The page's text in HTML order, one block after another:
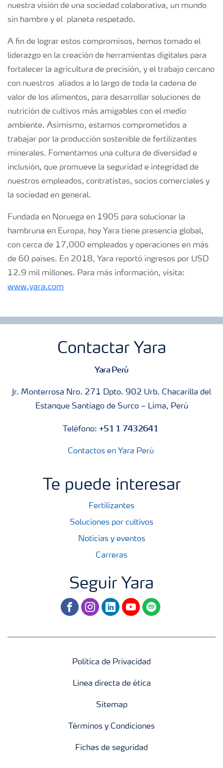
nuestra visión de una sociedad colaborativa, un mundo
sin hambre y el planeta respetado.
A fin de lograr estos compromisos, hemos tomado el
liderazgo en la creación de herramientas digitales para
fortalecer la agricultura de precisión, y el trabajo cercano
con nuestros aliados a lo largo de toda la cadena de
valor de los alimentos, para desarrollar soluciones de
nutrición de cultivos más amigables con el medio
ambiente. Asimismo, estamos comprometidos a
trabajar por la producción sostenible de fertilizantes
minerales. Fomentamos una cultura de diversidad e
inclusión, que promueve la seguridad e integridad de
nuestros empleados, contratistas, socios comerciales y
la sociedad en general.
Fundada en Noruega en 1905 para solucionar la
hambruna en Europa, hoy Yara tiene presencia global,
con cerca de 17,000 empleados y operaciones en más
de 60 países. En 2018, Yara reportó ingresos por USD
12.9 mil millones. Para más información, visita:
www.yara.com
Contactar Yara
Yara Perú
Jr. Monterrosa Nro. 271 Dpto. 902 Urb. Chacarilla del
Estanque Santiago de Surco – Lima, Perú
Teléfono:+51 1 7432641
Contactos en Yara Perú
Te puede interesar
Fertilizantes
Soluciones por cultivos
Noticias y eventos
Carreras
Seguir Yara
facebookinstagram
linkedinyoutubespotify
Política de Privacidad
Línea directa de ética
Sitemap
Términos y Condiciones
Fichas de seguridad